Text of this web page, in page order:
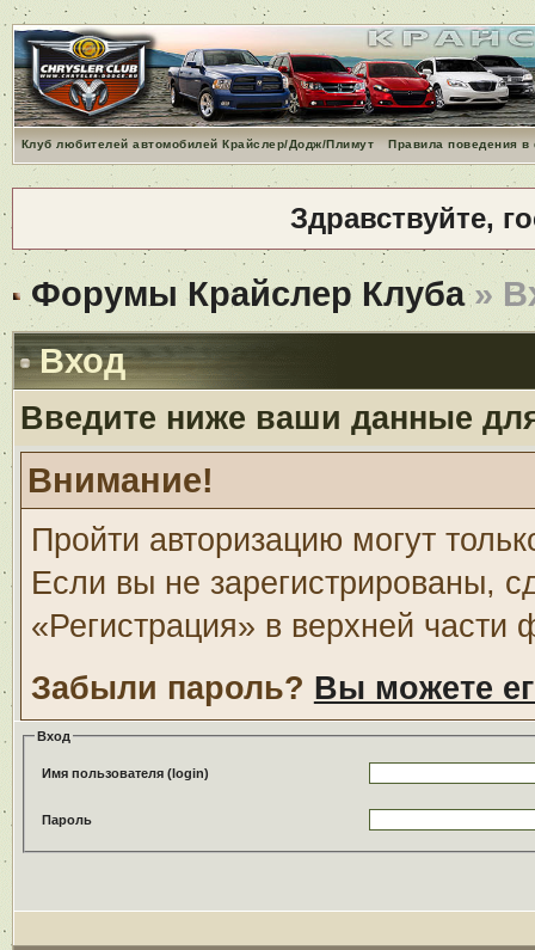
Клуб любителей автомобилей Крайслер/Додж/Плимут Правила поведения
Здравствуйте,
Форумы Крайслер Клуба»
Вход
Введите ниже ваши данные
Внимание!
Пройти авторизацию могут
Если вы не зарегистрированы,
«Регистрация» в верхней части
Забыли пароль? Вы можете
Вход
Имя пользователя (login)
Пароль